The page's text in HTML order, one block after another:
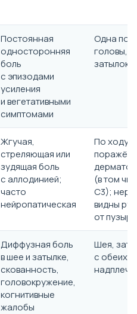
Постоянная
односторонняя
боль
с эпизодами
усиления
и вегетативными
симптомами
Одна
головы,
затылок
Жгучая,
стреляющая или
зудящая боль
с аллодинией;
часто
нейропатическая
По ходу
(в том
С3);
видны
от
Диффузная боль
в шее и затылке,
скованность,
головокружение,
когнитивные
жалобы
Шея,
с обеих